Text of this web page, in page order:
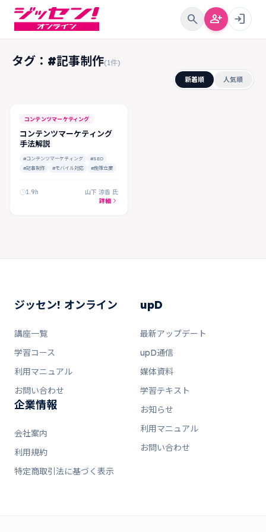
search person_add login
タグ：#記事制作(1件)
新着順 人気順
コンテンツマーケティング
コンテンツマーケティング
手法解説
#コンテンツマーケティング
#SEO
#記事制作
#モバイル対応 #施策立案
1.9h
山下 涼香 氏
詳細
ジッセン! オンライン
講座一覧
学習コース
利用マニュアル
お問い合わせ
企業情報
会社案内
利用規約
特定商取引法に基づく表示
upD
最新アップデート
upD通信
媒体資料
学習テキスト
お知らせ
利用マニュアル
お問い合わせ